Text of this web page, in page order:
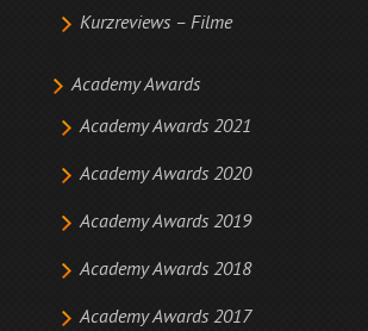
Kurzreviews – Filme
Academy Awards
Academy Awards 2021
Academy Awards 2020
Academy Awards 2019
Academy Awards 2018
Academy Awards 2017